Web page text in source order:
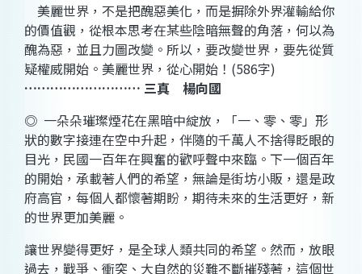
美麗世界，不是把醜惡美化，而是摒除外界灌輸給你
的價值觀，從根本思考在某些陰暗無聲的角落，何以為
醜為惡，並且力圖改變。所以，要改變世界，要先從質
疑權威開始。美麗世界，從心開始 ！ (586字)
……………………… 三真 楊向國
◎ 一朵朵璀璨煙花在黑暗中綻放，「一、零、零」形
狀的數字接連在空中升起，伴隨的千萬人不捨得眨眼的
目光，民國一百年在興奮的歡呼聲中來臨。下一個百年
的開始，承載著人們的希望，無論是街坊小販，還是政
府高官，每個人都懷著期盼，期待未來的生活更好，新
的世界更加美麗。
讓世界變得更好，是全球人類共同的希望。然而，放眼
過去，戰爭、衝突、大自然的災難不斷摧殘著，這個世